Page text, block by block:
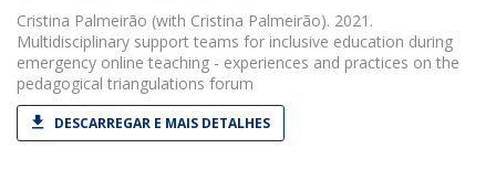
Cristina Palmeirão (with Cristina Palmeirão). 2021.
Multidisciplinary support teams for inclusive education during
emergency online teaching - experiences and practices on the
pedagogical triangulations forum
DESCARREGAR E MAIS DETALHES